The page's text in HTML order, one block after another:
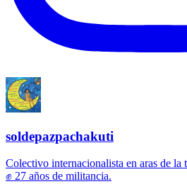
soldepazpachakuti
Colectivo internacionalista en aras de la
✊ 27 años de militancia.